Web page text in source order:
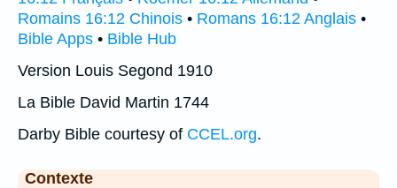
Romains 16:12 Chinois • Romans 16:12 Anglais •
Bible Apps • Bible Hub
Version Louis Segond 1910
La Bible David Martin 1744
Darby Bible courtesy of CCEL.org.
Contexte